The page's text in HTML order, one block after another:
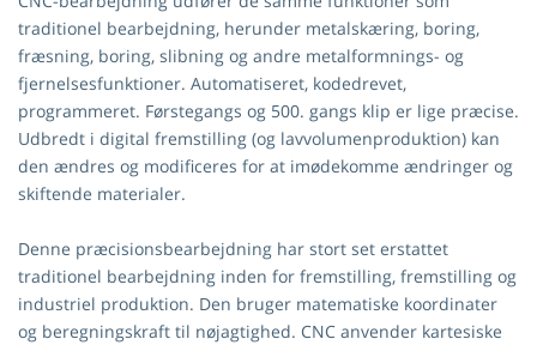
traditionel bearbejdning, herunder metalskæring, boring,
fræsning, boring, slibning og andre metalformnings- og
fjernelsesfunktioner. Automatiseret, kodedrevet,
programmeret. Førstegangs og 500. gangs klip er lige præcise.
Udbredt i digital fremstilling (og lavvolumenproduktion) kan
den ændres og modificeres for at imødekomme ændringer og
skiftende materialer.
Denne præcisionsbearbejdning har stort set erstattet
traditionel bearbejdning inden for fremstilling, fremstilling og
industriel produktion. Den bruger matematiske koordinater
og beregningskraft til nøjagtighed. CNC anvender kartesiske